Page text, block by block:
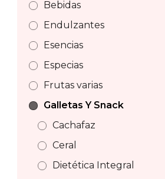
Bebidas
Endulzantes
Esencias
Especias
Frutas varias
Galletas Y Snack
Cachafaz
Ceral
Dietética Integral